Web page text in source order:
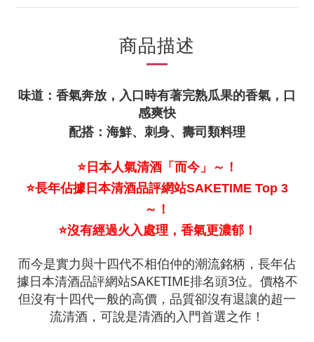
商品描述
味道：香氣奔放，入口時有著完熟瓜果的香氣，口
感爽快
配搭：海鮮、刺身、壽司類料理
⭐日本人氣清酒「而今」～！
⭐長年佔據日本清酒品評網站SAKETIME Top 3
～！
⭐沒有經過火入處理，香氣更濃郁！
而今是實力與十四代不相伯仲的潮流銘柄，長年佔
據日本清酒品評網站SAKETIME排名頭3位。價格不
但沒有十四代一般的高價，品質卻沒有退讓的超一
流清酒，可說是清酒的入門首選之作！